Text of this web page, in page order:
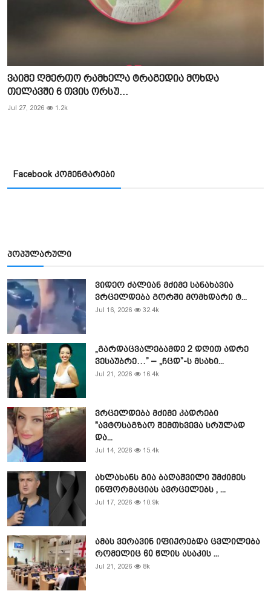
ვაიმე ღმერთო რამხელა ტრაგედია მოხდა
თელავში 6 თვის ორსუ...
Jul 27, 2026 1.2k
Facebook კომენტარები
პოპულარული
ვიდეო ძალიან მძიმე სანახავია
ვრცელდება გორში მომხდარი ტ...
Jul 16, 2026 32.4k
„გარდაცვალებამდე 2 დღით ადრე
ვესაუბრე…” – „ჩცდ”-ს მსახი...
Jul 21, 2026 16.4k
ვრცელდება მძიმე კადრები
"ავტოსაგზაო შემთხვევა სრულად
და...
Jul 14, 2026 15.4k
ახლახანს გია ბაღაშვილი უმძიმეს
ინფორმაციას ავრცელებს , ...
Jul 17, 2026 10.9k
ამას ვერავინ იფიქრებდა ცვლილება
რომელიც 60 წლის ასაკის ...
Jul 21, 2026 8k